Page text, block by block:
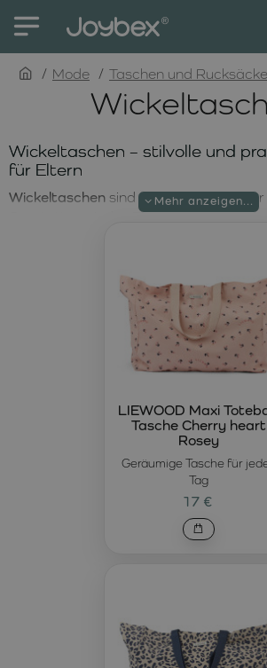
homeMode Taschen und Rucksäcke
Wickeltaschen – stilvolle und
für Eltern
Wickeltaschen sind ein
Ausstattung jedes Elternteils. Sie
Reisen dabeihaben möchten. Moderne
sind nicht nur praktisch, sondern auch
werden so zu einem eleganten Begleiter
Geräumige Tasche für
Tag
LIEWOOD Maxi
Tasche Cherry heart
Rosey
17 €